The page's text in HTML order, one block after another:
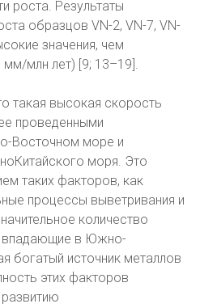
роста. Результаты
образцов VN-2, VN-7, VN-
значения, чем
мм/млн лет) [9; 13–19].
такая высокая скорость
проведенными
Восточном море и
моря. Это
таких факторов, как
процессы выветривания и
количество
впадающие в Южно-
богатый источник металлов
этих факторов